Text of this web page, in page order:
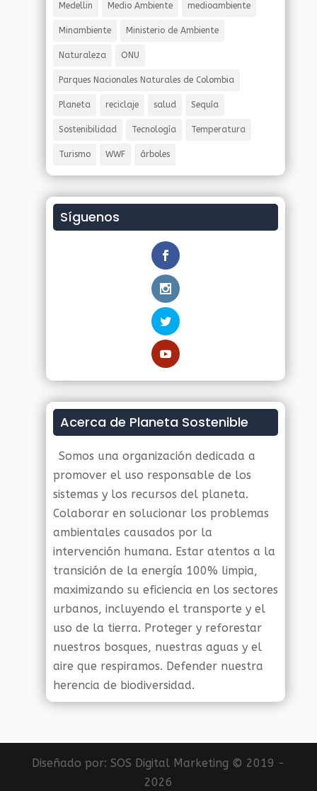
Medellin Medio Ambiente medioambiente
Minambiente Ministerio de Ambiente
Naturaleza ONU
Parques Nacionales Naturales de Colombia
Planeta reciclaje salud Sequía
Sostenibilidad Tecnología Temperatura
Turismo WWF árboles
Síguenos
Acerca de Planeta Sostenible
Somos una organización dedicada a
promover el uso responsable de los
sistemas y los recursos del planeta.
Colaborar en solucionar los problemas
ambientales causados por la
intervención humana. Estar atentos a la
transición de la energía 100% limpia,
maximizando su eficiencia en los sectores
urbanos, incluyendo el transporte y el
uso de la tierra. Proteger y reforestar
nuestros bosques, nuestras aguas y el
aire que respiramos. Defender nuestra
herencia de biodiversidad.
Diseñado por:SOS Digital Marketing © 2019 -
2026